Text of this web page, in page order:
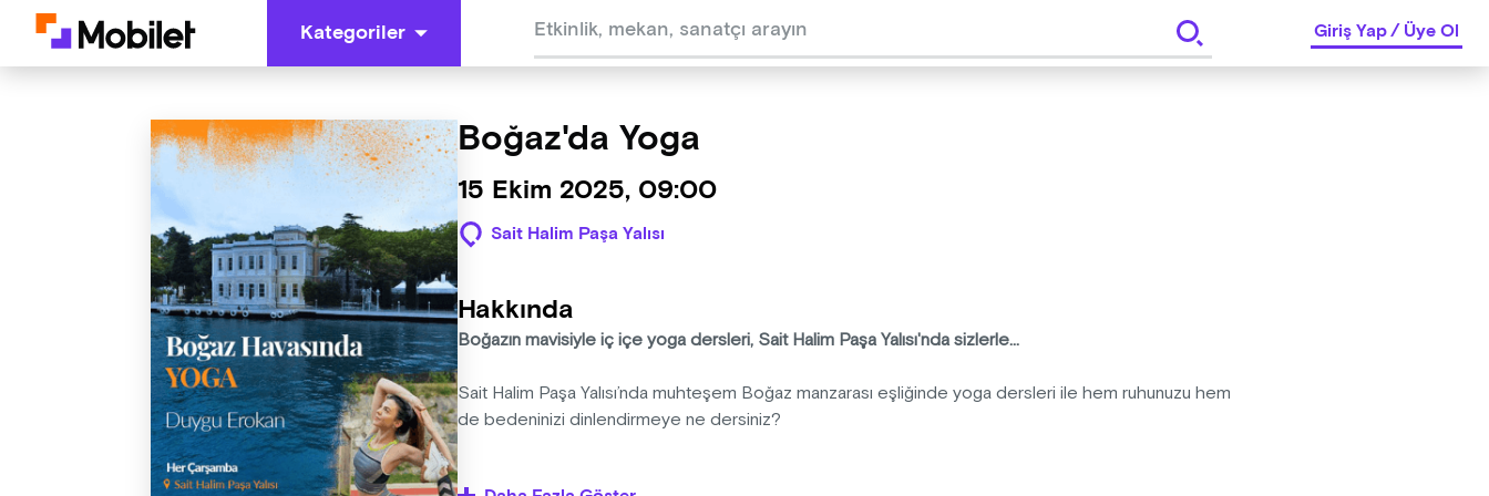
Kategoriler Giriş Yap/Üye Ol
Boğaz'da Yoga
15 Ekim 2025, 09:00
Sait Halim Paşa Yalısı
Hakkında
Boğazın mavisiyle iç içe yoga dersleri, Sait Halim Paşa Yalısı'nda sizlerle...
Sait Halim Paşa Yalısı’nda muhteşem Boğaz manzarası eşliğinde yoga dersleri ile hem ruhunuzu hem
de bedeninizi dinlendirmeye ne dersiniz?
Boğaz’ın en güzel yapılarından Sait Halim Paşa Yalısı’nda, Boğazın mavisiyle iç içe yoga dersleri her